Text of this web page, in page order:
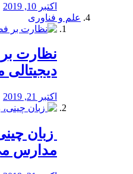
اکتبر 10, 2019
علم و فناوری
نظارت
اکتبر 21, 2019
زبان
مدارس